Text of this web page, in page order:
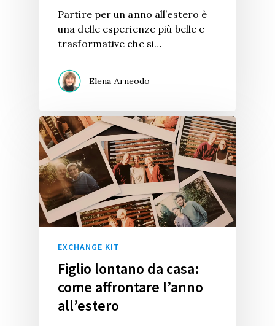
Partire per un anno all’estero è
una delle esperienze più belle e
trasformative che si…
Elena Arneodo
EXCHANGE KIT
Figlio lontano da casa:
come affrontare l’anno
all’estero